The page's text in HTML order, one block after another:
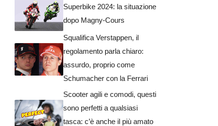
Superbike 2024: la situazione
dopo Magny-Cours
Squalifica Verstappen, il
regolamento parla chiaro:
assurdo, proprio come
Schumacher con la Ferrari
Scooter agili e comodi, questi
sono perfetti a qualsiasi
tasca: c’è anche il più amato